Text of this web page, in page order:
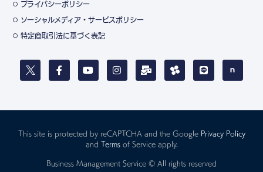
プライバシーポリシー
ソーシャルメディア・サービスポリシー
特定商取引法に基づく表記
This site is protected by reCAPTCHA and the Google Privacy Policy
and Terms of Service apply.
Business Management Service © All rights reserved